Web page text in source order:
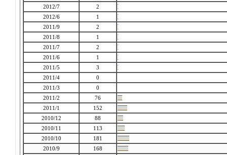
2012/7
2
2012/6
1
2011/9
2
2011/8
1
2011/7
2
2011/6
1
2011/5
3
2011/4
0
2011/3
0
2011/2
76
2011/1
152
2010/12
88
2010/11
113
2010/10
181
2010/9
168